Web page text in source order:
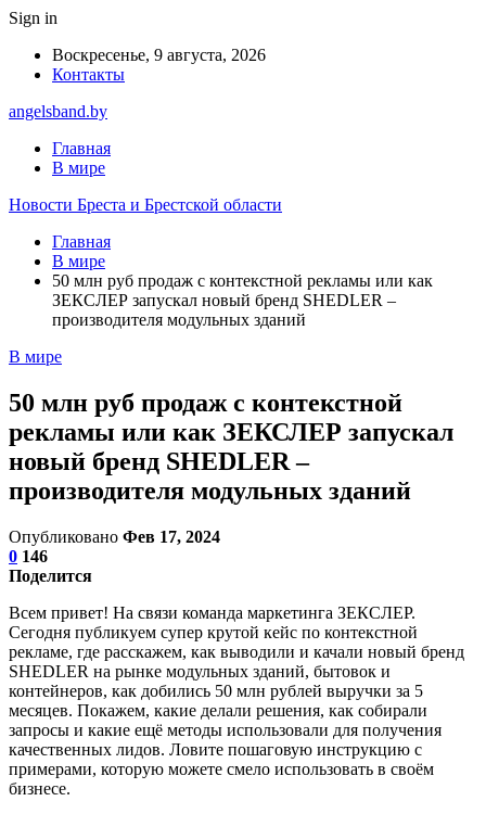
Sign in
Воскресенье, 9 августа, 2026
Контакты
angelsband.by
Главная
В мире
Новости Бреста и Брестской области
Главная
В мире
50 млн руб продаж с контекстной рекламы или как
ЗЕКСЛЕР запускал новый бренд SHEDLER –
производителя модульных зданий
В мире
50 млн руб продаж с контекстной
рекламы или как ЗЕКСЛЕР запускал
новый бренд SHEDLER –
производителя модульных зданий
Опубликовано Фев 17, 2024
0 146
Поделится
Всем привет! На связи команда маркетинга ЗЕКСЛЕР.
Сегодня публикуем супер крутой кейс по контекстной
рекламе, где расскажем, как выводили и качали новый бренд
SHEDLER на рынке модульных зданий, бытовок и
контейнеров, как добились 50 млн рублей выручки за 5
месяцев. Покажем, какие делали решения, как собирали
запросы и какие ещё методы использовали для получения
качественных лидов. Ловите пошаговую инструкцию с
примерами, которую можете смело использовать в своём
бизнесе.